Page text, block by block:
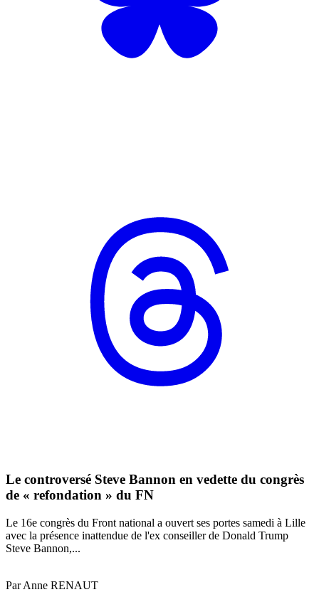
Le controversé Steve Bannon en vedette du congrès
de « refondation » du FN
Le 16e congrès du Front national a ouvert ses portes samedi à Lille
avec la présence inattendue de l'ex conseiller de Donald Trump
Steve Bannon,...
Par Anne RENAUT